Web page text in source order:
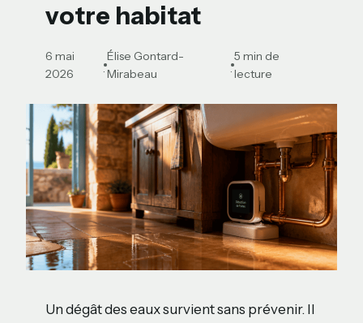
votre habitat
6 mai
2026
·
Élise Gontard-
Mirabeau
·
5 min de
lecture
Un dégât des eaux survient sans prévenir. Il